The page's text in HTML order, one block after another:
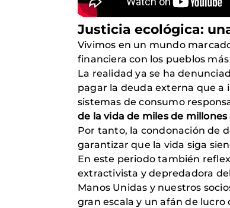
Justicia ecológica:
Vivimos en un mundo
financiera con los pueblos
La realidad ya se ha
pagar la deuda externa que a
sistemas de consumo
de la vida de miles de
Por tanto, la condonación de
garantizar que la vida siga
En este periodo también
extractivista y depredadora
Manos Unidas y nuestros
gran escala y un afán de